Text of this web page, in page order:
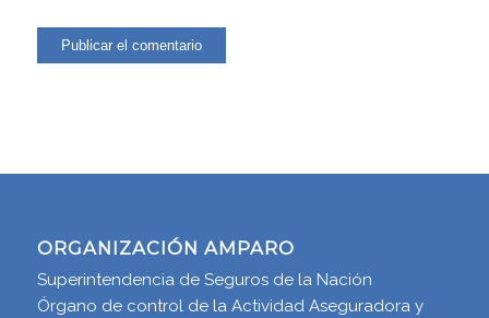
ORGANIZACIÓN AMPARO
Superintendencia de Seguros de la Nación
Órgano de control de la Actividad Aseguradora y